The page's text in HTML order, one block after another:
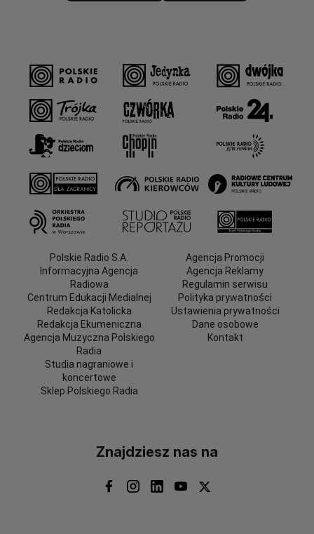
Polskie Radio S.A.
Informacyjna Agencja
Radiowa
Centrum Edukacji Medialnej
Redakcja Katolicka
Redakcja Ekumeniczna
Agencja Muzyczna Polskiego
Radia
Studia nagraniowe i
koncertowe
Sklep Polskiego Radia
Agencja Promocji
Agencja Reklamy
Regulamin serwisu
Polityka prywatności
Ustawienia prywatności
Dane osobowe
Kontakt
Znajdziesz nas na